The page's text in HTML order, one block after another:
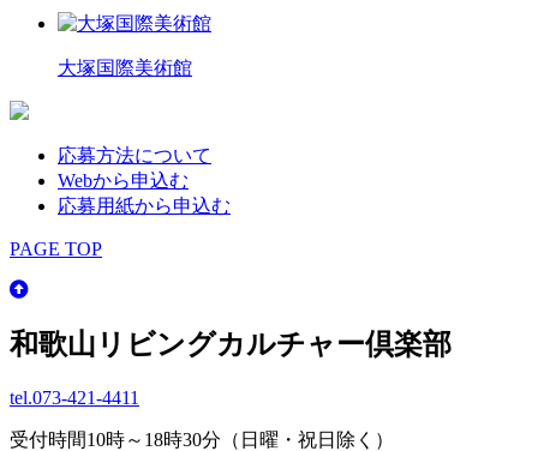
大塚国際美術館
応募方法について
Webから申込む
応募用紙から申込む
PAGE TOP
和歌山リビングカルチャー倶楽部
tel.073-421-4411
受付時間10時～18時30分（日曜・祝日除く）